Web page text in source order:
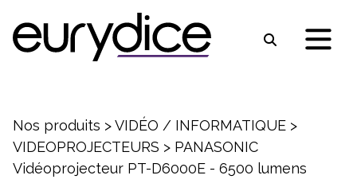
Nos produits >VIDÉO / INFORMATIQUE >
VIDEOPROJECTEURS > PANASONIC
Vidéoprojecteur PT-D6000E - 6500 lumens